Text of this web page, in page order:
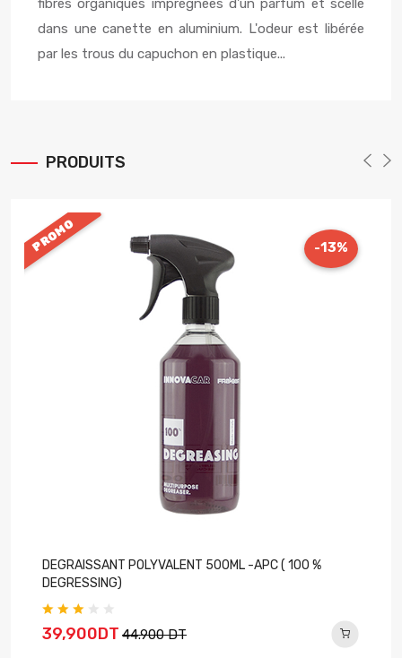
dans une canette en aluminium. L'odeur est libérée
par les trous du capuchon en plastique...
PRODUITS
PROMO -13%
DEGRAISSANT POLYVALENT 500ML -APC ( 100 %
DEGRESSING)
39,900DT 44.900 DT